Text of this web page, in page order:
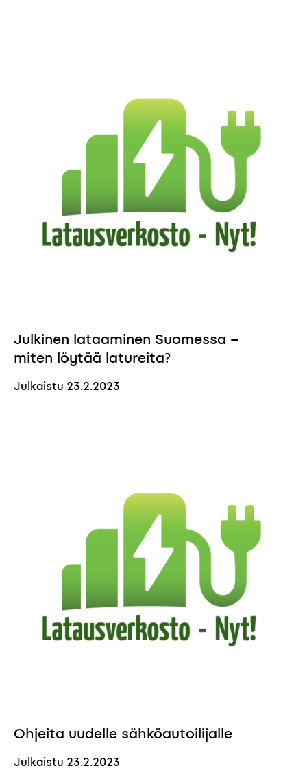
Julkinen lataaminen Suomessa –
miten löytää latureita?
Julkaistu 23.2.2023
Ohjeita uudelle sähköautoilijalle
Julkaistu 23.2.2023